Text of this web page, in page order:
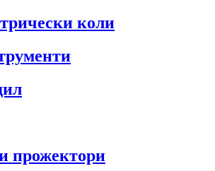
коли
прожектори